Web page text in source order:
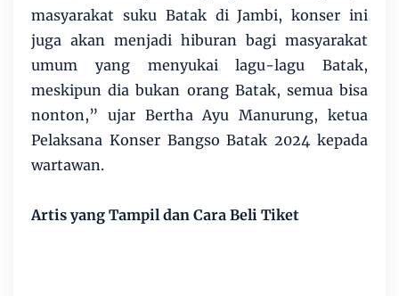
masyarakat suku Batak di Jambi, konser ini
juga akan menjadi hiburan bagi masyarakat
umum yang menyukai lagu-lagu Batak,
meskipun dia bukan orang Batak, semua bisa
nonton,” ujar Bertha Ayu Manurung, ketua
Pelaksana Konser Bangso Batak 2024 kepada
wartawan.
Artis yang Tampil dan Cara Beli Tiket